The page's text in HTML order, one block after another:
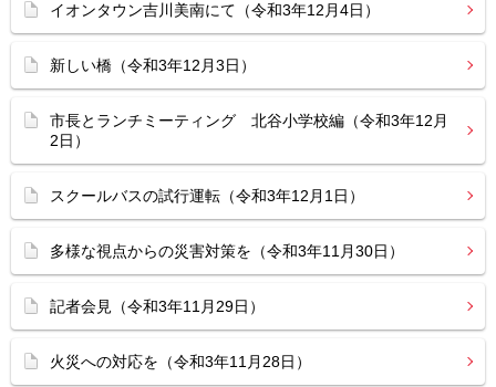
イオンタウン吉川美南にて（令和3年12月4日）
新しい橋（令和3年12月3日）
市長とランチミーティング 北谷小学校編（令和3年12月
2日）
スクールバスの試行運転（令和3年12月1日）
多様な視点からの災害対策を（令和3年11月30日）
記者会見（令和3年11月29日）
火災への対応を（令和3年11月28日）